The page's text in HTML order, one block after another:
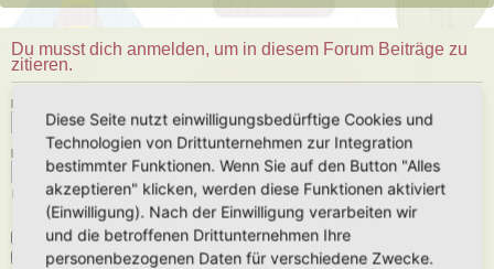
u
Du musst dich anmelden, um in diesem Forum Beiträge zu
zitieren.
Benutzername:
Passwort:
Ich habe mein Passwort vergessen
Angemeldet bleiben
Meinen Online-Status während dieser Sitzung verbergen
Diese Seite nutzt einwilligungsbedürftige Cookies und
Technologien von Drittunternehmen zur Integration
bestimmter Funktionen. Wenn Sie auf den Button "Alles
akzeptieren" klicken, werden diese Funktionen aktiviert
(Einwilligung). Nach der Einwilligung verarbeiten wir
und die betroffenen Drittunternehmen Ihre
personenbezogenen Daten für verschiedene Zwecke.